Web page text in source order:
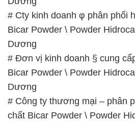
# Cty kinh doanh φ phân phối
Bicar Powder \ Powder
Dương
# Đơn vị kinh doanh § cung
Bicar Powder \ Powder
Dương
# Công ty thương mại – phân
chất Bicar Powder \ Powder